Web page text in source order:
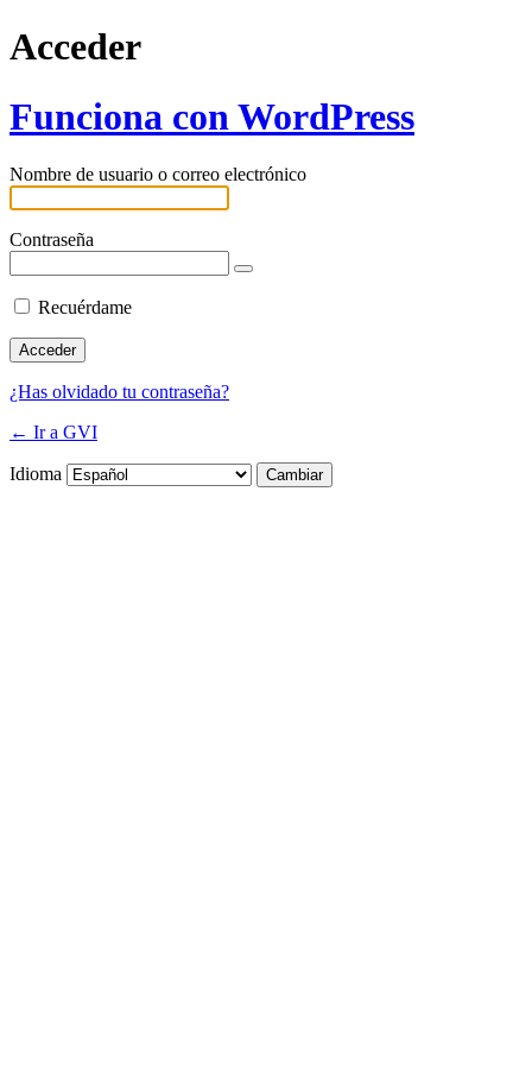
Acceder
Funciona con WordPress
Nombre de usuario o correo electrónico
Contraseña
Recuérdame
¿Has olvidado tu contraseña?
← Ir a GVI
Idioma